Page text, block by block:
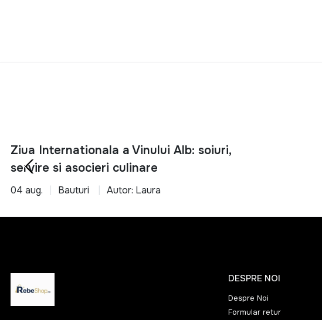
Ziua Internationala a Vinului Alb: soiuri,
servire si asocieri culinare
04 aug. Bauturi Autor: Laura
DESPRE NOI
Despre Noi
Formular retur